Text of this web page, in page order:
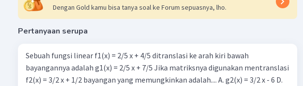
Dengan Gold kamu bisa tanya soal ke Forum sepuasnya, lho.
Pertanyaan serupa
Sebuah fungsi linear f1(x) = 2/5 x + 4/5 ditranslasi ke arah kiri bawah
bayangannya adalah g1(x) = 2/5 x + 7/5 Jika matriksnya digunakan mentranslasi
f2(x) = 3/2 x + 1/2 bayangan yang memungkinkan adalah.... A. g2(x) = 3/2 x - 6 D.